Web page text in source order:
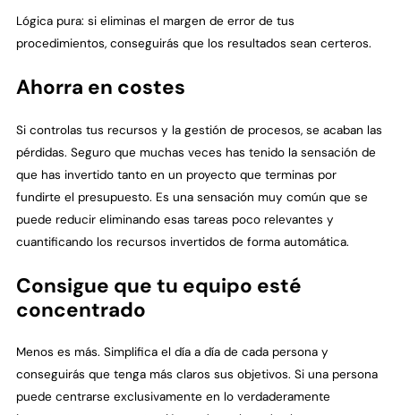
Lógica pura: si eliminas el margen de error de tus
procedimientos, conseguirás que los resultados sean certeros.
Ahorra en costes
Si controlas tus recursos y la gestión de procesos, se acaban las
pérdidas. Seguro que muchas veces has tenido la sensación de
que has invertido tanto en un proyecto que terminas por
fundirte el presupuesto. Es una sensación muy común que se
puede reducir eliminando esas tareas poco relevantes y
cuantificando los recursos invertidos de forma automática.
Consigue que tu equipo esté
concentrado
Menos es más. Simplifica el día a día de cada persona y
conseguirás que tenga más claros sus objetivos. Si una persona
puede centrarse exclusivamente en lo verdaderamente